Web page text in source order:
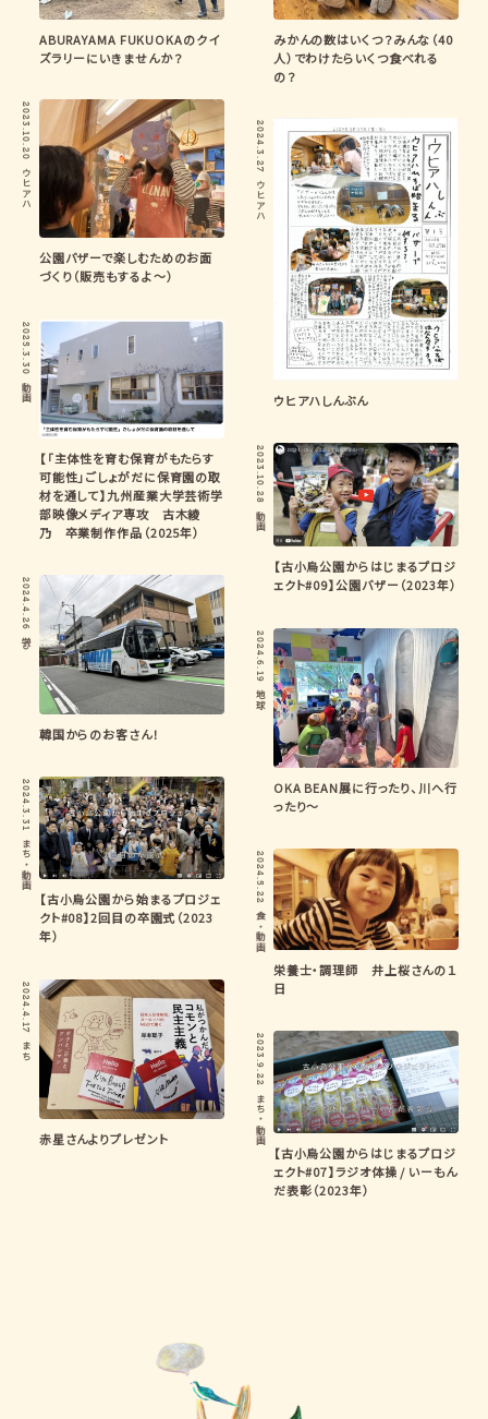
ABURAYAMA FUKUOKAのクイ
ズラリーにいきませんか？
みかんの数はいくつ？みんな（40
人）でわけたらいくつ食べれる
の？
2023.10.20
ウヒアハ
公園バザーで楽しむためのお面
づくり（販売もするよ〜）
2024.3.27
ウヒアハ
ウヒアハしんぶん
2025.3.30
動画
【「主体性を育む保育がもたらす
可能性」ごしょがだに保育園の取
材を通して】九州産業大学芸術学
部映像メディア専攻 古木綾
乃 卒業制作作品（2025年）
2023.10.28
動画
【古小烏公園からはじまるプロジ
ェクト#09】公園バザー（2023年）
2024.4.26
学び
韓国からのお客さん！
2024.6.19
地球
OKA BEAN展に行ったり、川へ行
ったり〜
2024.3.31
まち
・
動画
【古小烏公園から始まるプロジェ
クト#08】2回目の卒園式（2023
年）
2024.5.22
食
・
動画
栄養士・調理師 井上桜さんの１
日
2024.4.17
まち
赤星さんよりプレゼント
2023.9.22
まち
・
動画
【古小烏公園からはじまるプロジ
ェクト#07】ラジオ体操 / いーもん
だ表彰（2023年）